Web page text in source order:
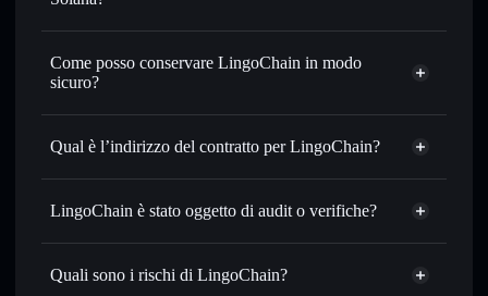
prezzo desiderato di LGO
Usare il DCA
LGO nel tempo
Inviare in modo riservato
— trasferisci LGO senza
collegare pubblicamente i wallet usando l’Aggregatore di
privacy incorporato di Solflare
Monitorare in tempo reale— conosci prezzo, volume,
wallet non-custodial all’interno del quale hai il pieno ed
Aggregatore di privacy
LingoChain
Come posso conservare LingoChain in modo
sicuro?
LingoChain
Aggregatore di privacy
Qual è l’indirizzo del contratto per LingoChain?
LingoChain
LingoChain è stato oggetto di audit o verifiche?
LingoChain non è verificato
Quali sono i rischi di LingoChain?